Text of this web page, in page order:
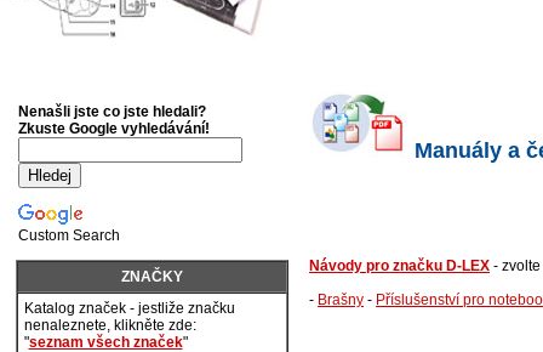
Manuály a
Návody pro značku D-LEX -
- Brašny - Příslušenství pro
Nenašli jste co jste hledali?
Zkuste Google vyhledávání!
Custom Search
ZNAČKY
Katalog značek - jestliže značku
nenaleznete, klikněte zde:
"seznam všech značek"